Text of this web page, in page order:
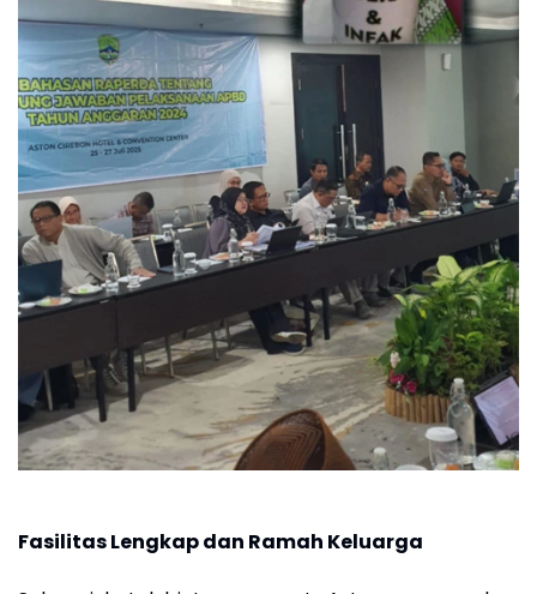
Fasilitas Lengkap dan Ramah Keluarga